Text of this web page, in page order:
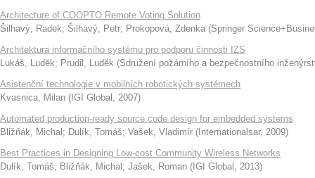
Architecture of COOPTO Remote Voting Solution
Šilhavý, Radek; Šilhavý, Petr; Prokopová, Zdenka (Springer
Architektura informačního systému pro podporu činnosti IZS
Lukáš, Luděk; Prudil, Luděk (Sdružení požárního a bezpečnostního
Asistenční technologie v mobilních robotických systémech
Kvasnica, Milan ( IGI Global , 2007)
Automated production-ready source code design for embedded systems
Bližňák, Michal ; Dulík, Tomáš; Vašek, Vladimír ( Internationalsar, 2009)
Best Practices in Designing Low-cost Community Wireless Networks
Dulík, Tomáš; Bližňák, Michal ; Jašek, Roman ( IGI Global , 2013)